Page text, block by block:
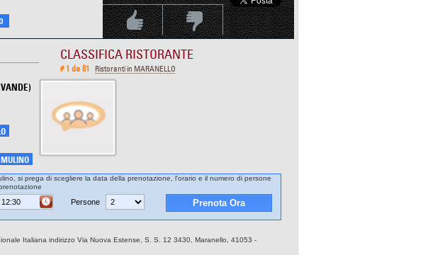
Voti PositivoVoti Negativo
CLASSIFICA RISTORANTE
# 1 da 81 Ristoranti in MARANELLO
si prega di scegliere la data della prenotazione, l'orario e il numero di persone
Persone
Italiana indirizzo Via Nuova Estense, S. S. 12 3430, Maranello, 41053 -